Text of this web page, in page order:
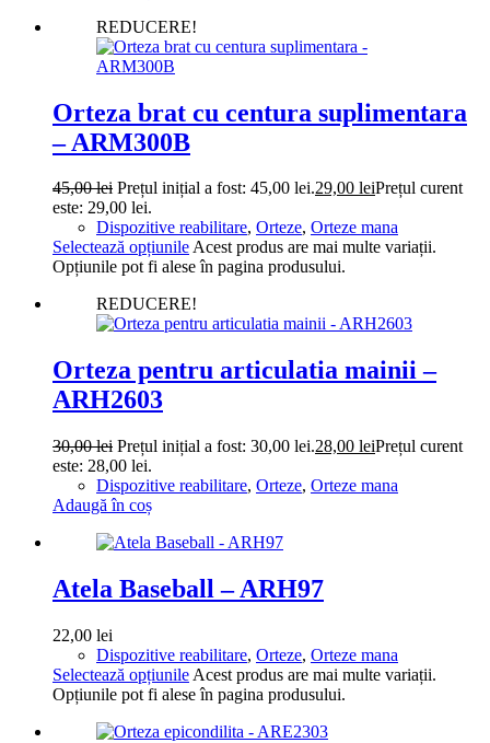
REDUCERE!
Orteza brat cu centura suplimentara
– ARM300B
45,00lei Prețul inițial a fost: 45,00 lei.29,00 leiPrețul curent
este: 29,00 lei.
Dispozitive reabilitare, Orteze, Orteze mana
Selectează opțiunileAcest produs are mai multe variații.
Opțiunile pot fi alese în pagina produsului.
REDUCERE!
Orteza pentru articulatia mainii –
ARH2603
30,00lei Prețul inițial a fost: 30,00 lei.28,00 leiPrețul curent
este: 28,00 lei.
Dispozitive reabilitare, Orteze, Orteze mana
Adaugă în coș
Atela Baseball – ARH97
22,00 lei
Dispozitive reabilitare, Orteze, Orteze mana
Selectează opțiunile Acest produs are mai multe variații.
Opțiunile pot fi alese în pagina produsului.